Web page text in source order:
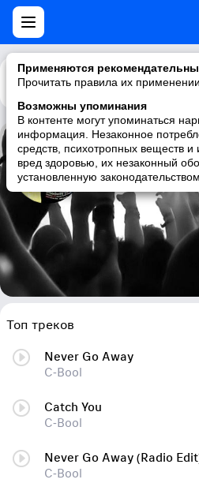
Применяются
Прочитать правила их
Возможны упоминания
В контенте могут упоминаться
информация. Незаконное
средств, психотропных веществ и
вред здоровью, их незаконный
установленную
Каталог Рекомендации
C-Bool
house, dance
Топ треков
Never Go Away
C-Bool
Catch You
C-Bool
Never Go Away (Radio
C-Bool